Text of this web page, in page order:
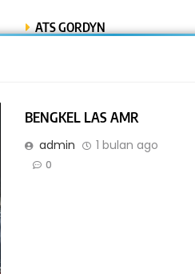
BENGKEL LAS AMR
admin 1 bulan ago
0
ATS GORDYN
BENGKEL LAS AMR